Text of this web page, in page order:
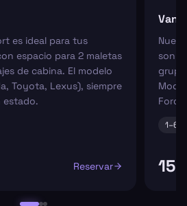
es ideal para tus
espacio para 2 maletas
de cabina. El modelo
Toyota, Lexus), siempre
estado.
Reservar
Van
son
Ford
1–6